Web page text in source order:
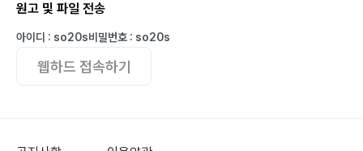
원고 및 파일 전송
아이디 : so20s비밀번호 : so20s
웹하드 접속하기